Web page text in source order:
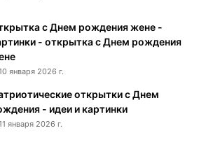
с Днем рождения жене -
- открытка с Днем рождения
января 2026 г.
открытки с Днем
- идеи и картинки
января 2026 г.